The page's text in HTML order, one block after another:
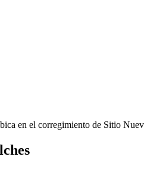
en el corregimiento de Sitio